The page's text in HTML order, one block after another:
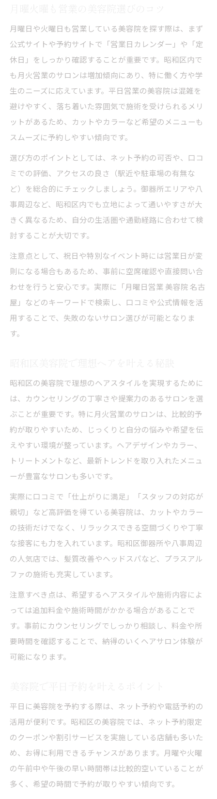
美容院選びで重視したい営業時間の工夫
忙しい女性に支持される美容院の理由
昭和区で話題の美容院を選ぶメリット
昭和区美容院が話題になる理由とは
人気美容院のサービスと雰囲気を解説
月火営業の昭和区美容院の強み紹介
信頼できる美容院口コミの見極め方
昭和区美容院の評判を正しく知る方法
月火営業美容院の口コミ活用術
美容院選びで失敗しない口コミ比較
美容院体験談を選び方に活かすコツ
平日でも人気の美容院が選ばれる理由
平日営業美容院が人気の理由を解説
美容院の平日予約が便利なポイント
昭和区美容院の平日限定サービス紹介
駅近美容院で通いやすさを実感する方法
昭和区美容院のアクセス事情を解説
駐車場あり美容院で快適来店を実現
月火営業美容院の立地選びのヒント
アクセス良好な美容院の見つけ方
月曜日や火曜日も営業している美容院を探す際は、まず
公式サイトや予約サイトで「営業日カレンダー」や「定
休日」をしっかり確認することが重要です。昭和区内で
も月火営業のサロンは増加傾向にあり、特に働く方や学
生のニーズに応えています。平日営業の美容院は混雑を
避けやすく、落ち着いた雰囲気で施術を受けられるメリ
ットがあるため、カットやカラーなど希望のメニューも
スムーズに予約しやすい傾向です。
選び方のポイントとしては、ネット予約の可否や、口コ
ミでの評価、アクセスの良さ（駅近や駐車場の有無な
ど）を総合的にチェックしましょう。御器所エリアや八
事周辺など、昭和区内でも立地によって通いやすさが大
きく異なるため、自分の生活圏や通勤経路に合わせて検
討することが大切です。
注意点として、祝日や特別なイベント時には営業日が変
則になる場合もあるため、事前に空席確認や直接問い合
わせを行うと安心です。実際に「月曜日営業 美容院 名古
屋」などのキーワードで検索し、口コミや公式情報を活
用することで、失敗のないサロン選びが可能となりま
す。
昭和区の美容院で理想のヘアスタイルを実現するために
は、カウンセリングの丁寧さや提案力のあるサロンを選
ぶことが重要です。特に月火営業のサロンは、比較的予
約が取りやすいため、じっくりと自分の悩みや希望を伝
えやすい環境が整っています。ヘアデザインやカラー、
トリートメントなど、最新トレンドを取り入れたメニュ
ーが豊富なサロンも多いです。
実際に口コミで「仕上がりに満足」「スタッフの対応が
親切」など高評価を得ている美容院は、カットやカラー
の技術だけでなく、リラックスできる空間づくりや丁寧
な接客にも力を入れています。昭和区御器所や八事周辺
の人気店では、髪質改善やヘッドスパなど、プラスアル
ファの施術も充実しています。
注意すべき点は、希望するヘアスタイルや施術内容によ
っては追加料金や施術時間がかかる場合があることで
す。事前にカウンセリングでしっかり相談し、料金や所
要時間を確認することで、納得のいくヘアサロン体験が
可能になります。
平日に美容院を予約する際は、ネット予約や電話予約の
活用が便利です。昭和区の美容院では、ネット予約限定
のクーポンや割引サービスを実施している店舗も多いた
め、お得に利用できるチャンスがあります。月曜や火曜
の午前中や午後の早い時間帯は比較的空いていることが
多く、希望の時間で予約が取りやすい傾向です。